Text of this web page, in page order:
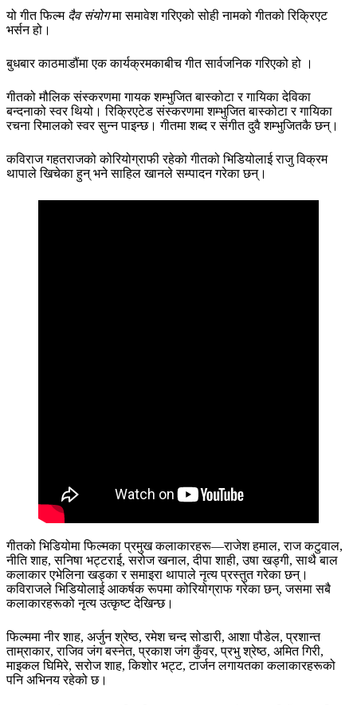
यो गीत फिल्म दैव संयोगमा समावेश गरिएको सोही नामको गीतको रिक्रिएट
भर्सन हो।
बुधबार काठमाडौंमा एक कार्यक्रमकाबीच गीत सार्वजनिक गरिएको हो ।
गीतको मौलिक संस्करणमा गायक शम्भुजित बास्कोटा र गायिका देविका
बन्दनाको स्वर थियो। रिक्रिएटेड संस्करणमा शम्भुजित बास्कोटा र गायिका
रचना रिमालको स्वर सुन्न पाइन्छ। गीतमा शब्द र संगीत दुवै शम्भुजितकै छन्।
कविराज गहतराजको कोरियोग्राफी रहेको गीतको भिडियोलाई राजु विक्रम
थापाले खिचेका हुन् भने साहिल खानले सम्पादन गरेका छन्।
गीतको भिडियोमा फिल्मका प्रमुख कलाकारहरू—राजेश हमाल, राज कटुवाल,
नीति शाह, सनिषा भट्टराई, सरोज खनाल, दीपा शाही, उषा खड्गी, साथै बाल
कलाकार एभेलिना खड्का र समाइरा थापाले नृत्य प्रस्तुत गरेका छन्।
कविराजले भिडियोलाई आकर्षक रूपमा कोरियोग्राफ गरेका छन्, जसमा सबै
कलाकारहरूको नृत्य उत्कृष्ट देखिन्छ।
फिल्ममा नीर शाह, अर्जुन श्रेष्ठ, रमेश चन्द सोडारी, आशा पौडेल, प्रशान्त
ताम्राकार, राजिव जंग बस्नेत, प्रकाश जंग कुँवर, प्रभु श्रेष्ठ, अमित गिरी,
माइकल घिमिरे, सरोज शाह, किशोर भट्ट, टार्जन लगायतका कलाकारहरूको
पनि अभिनय रहेको छ।